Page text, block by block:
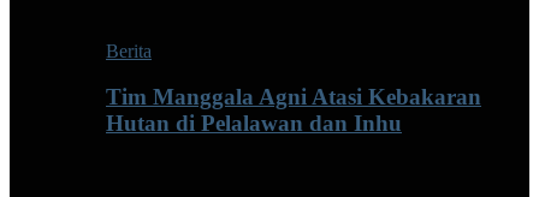
Berita
Tim Manggala Agni Atasi Kebakaran
Hutan di Pelalawan dan Inhu